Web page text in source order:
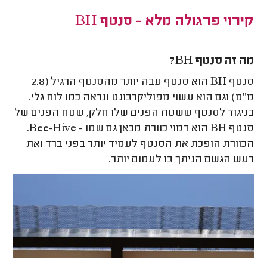
קירוי פרגולה מלא - סנטף BH
מה זה סנטף BH?
סנטףBH
הוא סנטף עבה יותר מהסנטף הרגיל (2.8
מ"מ) וגם הוא עשוי מפוליקרבונט ונראה כמו לוח גלי.
בניגוד לסנטף ששטח הפנים שלו חלק, שטח הפנים של
סנטףBH הוא דמוי כוורת מכאן גם שמו - Bee-Hive
.
הכוורת הופכת את הסנטף לעמיד יותר בפני ברד ואת
רעש הגשם הניתך בו לעמום יותר.